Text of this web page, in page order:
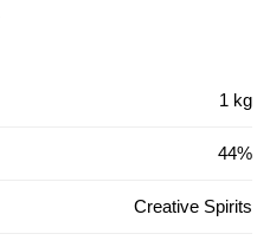
1 kg
44%
Creative Spirits